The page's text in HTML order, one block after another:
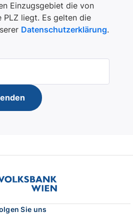
Einzugsgebiet die von
PLZ liegt. Es gelten die
Datenschutzerklärung.
volksbank
wien
Sie uns